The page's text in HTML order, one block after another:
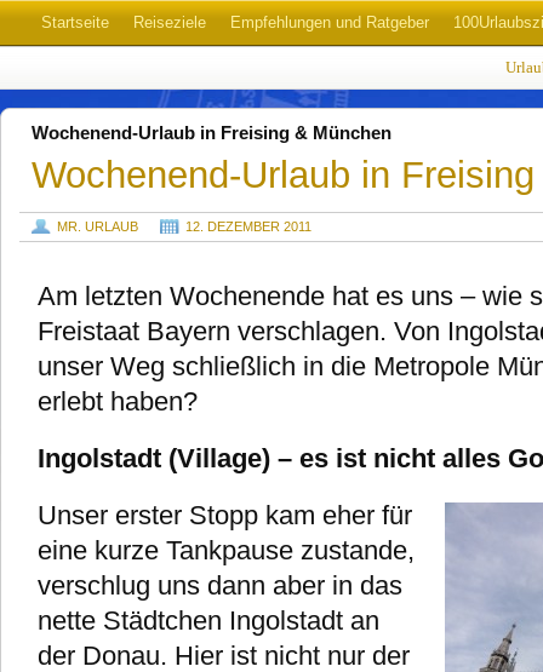
Startseite Reiseziele Empfehlungen und Ratgeber
Wochenend-Urlaub in Freising & München
Wochenend-Urlaub in
MR. URLAUB 12. DEZEMBER 2011
Am letzten Wochenende hat es uns – wie
Freistaat Bayern verschlagen. Von
unser Weg schließlich in die Metropole
erlebt haben?
Ingolstadt (Village) – es ist nicht alles
Unser erster Stopp kam eher für
eine kurze Tankpause zustande,
verschlug uns dann aber in das
nette Städtchen Ingolstadt an
der Donau. Hier ist nicht nur der